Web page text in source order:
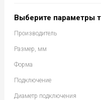
Выберите параметры
Производитель
Размер, мм
Форма
Подключение
Диаметр подключения